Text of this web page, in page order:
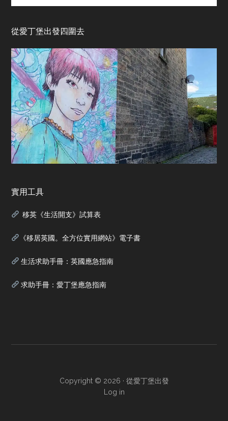
從愛丁堡出發四圍去
實用工具
移英《生活開支》試算表
《移居英國。全方位實用網站》電子書
生活求助手冊：英國應急指南
求助手冊：愛丁堡應急指南
Copyright © 2026 · 從愛丁堡出發
Log in